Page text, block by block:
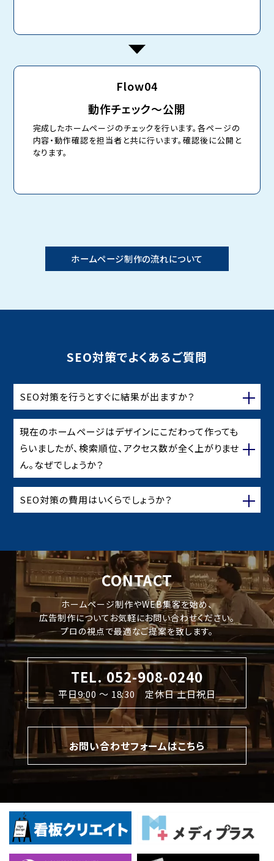
Flow04
動作チェック～公開
完成したホームページのチェックを行います。各ページの
内容・動作確認を担当者と共に行います。確認後に公開と
なります。
ホームページ制作の流れについて
SEO対策でよくあるご質問
SEO対策を行うとすぐに結果が出ますか？
現在のホームページはデザインにこだわって作っても
らいましたが、検索順位、アクセス数が全く上がりませ
ん。なぜでしょうか？
SEO対策の費用はいくらでしょうか？
CONTACT
ホームページ制作やWEB集客を始め、
広告制作についてお気軽にお問い合わせください。
プロの視点で最適なご提案を致します。
TEL. 052-908-0240
平日9:00 〜 18:30 定休日 土日祝日
お問い合わせフォームはこちら